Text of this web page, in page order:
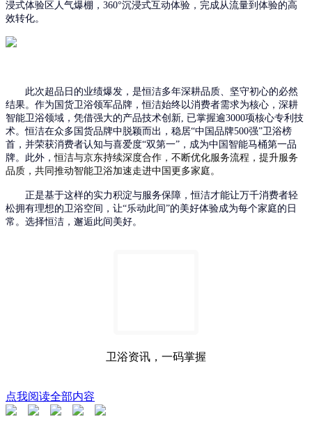
浸式体验区人气爆棚，360°沉浸式互动体验， 完成从流量到体验的高
效转化。
此次超品日的业绩爆发 ， 是恒洁多年深耕品质、坚守初心的必然
结果。作为国货卫浴领军品牌，恒洁始终以消费者需求为核心，深耕
智能卫浴领域，凭借强大的产品技术创新, 已掌握逾3000项核心专利技
术。恒洁在众多国货品牌中脱颖而出， 稳居“中国品牌500强”卫浴榜
首，并荣获消费者认知与喜爱度“双第一”，成为中国智能马桶第一品
牌。 此外，恒洁与京东持续深度合作，不断优化服务流程，提升服务
品质， 共同推动智能卫浴加速走进中国 更多家庭。
正是基于这样的实力积淀与服务保障 ，恒洁才能让万千消费者轻
松拥有理想的卫浴空间，让“乐动此间”的美好体验成为每个家庭的日
常。选择恒洁， 邂逅此间美好。
卫浴资讯，一码掌握
点我阅读全部内容